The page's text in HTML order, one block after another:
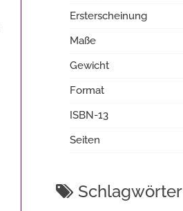
Ersterscheinung
Maße
Gewicht
Format
ISBN-13
Seiten
Schlagwörter